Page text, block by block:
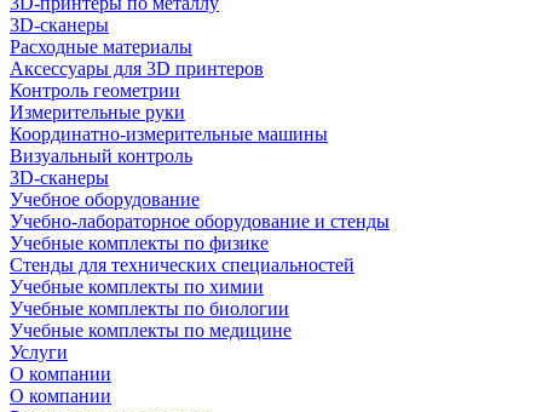
3D-сканеры
Расходные материалы
Аксессуары для 3D принтеров
Контроль геометрии
Измерительные руки
Координатно-измерительные машины
Визуальный контроль
3D-сканеры
Учебное оборудование
Учебно-лабораторное оборудование и стенды
Учебные комплекты по физике
Стенды для технических специальностей
Учебные комплекты по химии
Учебные комплекты по биологии
Учебные комплекты по медицине
Услуги
О компании
О компании